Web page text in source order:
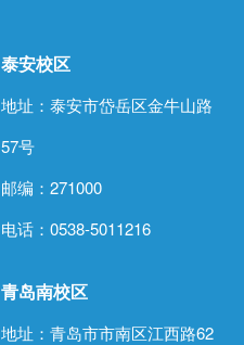
泰安校区
地址：泰安市岱岳区金牛山路
57号
邮编：271000
电话： 0538-5011216
青岛南校区
地址：青岛市市南区江西路62